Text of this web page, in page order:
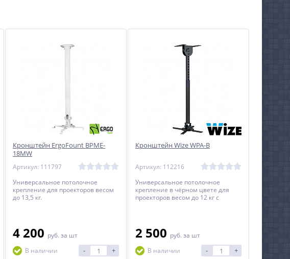
Кронштейн ErgoFount BPME-
18MW
Артикул: 111797
Универсальное потолочное
крепление для проекторов весом
до 13,5 кг.
4 200 руб. за шт
В наличии
- +
Кронштейн Wize WPA-B
Артикул: 112216
Универсальное потолочное
крепление в чёрном цвете для
проекторов весом до 12 кг c
2 500 руб. за шт
В наличии
- +